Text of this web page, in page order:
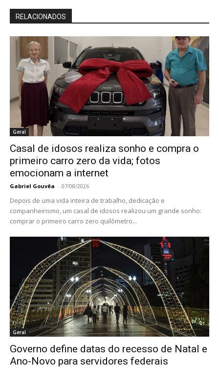
RELACIONADOS
Geral
Casal de idosos realiza sonho e compra o
primeiro carro zero da vida; fotos
emocionam a internet
Gabriel Gouvêa - 07/08/2026
Depois de uma vida inteira de trabalho, dedicação e
companheirismo, um casal de idosos realizou um grande sonho:
comprar o primeiro carro zero quilômetro...
Geral
Governo define datas do recesso de Natal e
Ano-Novo para servidores federais